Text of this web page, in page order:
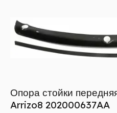
Опора стойки
Arrizo8 202000637AA